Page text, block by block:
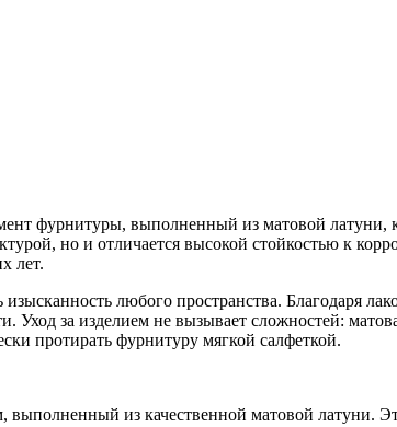
фурнитуры, выполненный из матовой латуни,
но и отличается высокой стойкостью к
лет.
любого пространства. Благодаря
Уход за изделием не вызывает сложностей:
протирать фурнитуру мягкой салфеткой.
из качественной матовой латуни.